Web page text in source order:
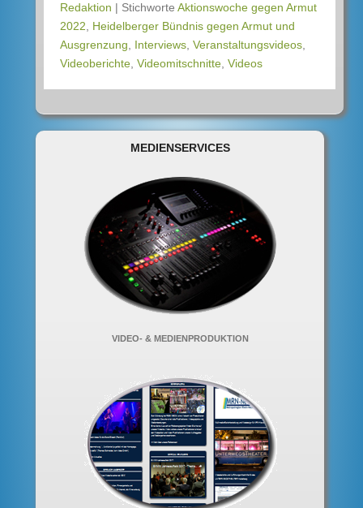
Redaktion | Stichworte Aktionswoche gegen Armut
2022
Heidelberger Bündnis gegen Armut und
Ausgrenzung
Interviews Veranstaltungsvideos
Videoberichte Videomitschnitte Videos
MEDIENSERVICES
VIDEO- & MEDIENPRODUKTION